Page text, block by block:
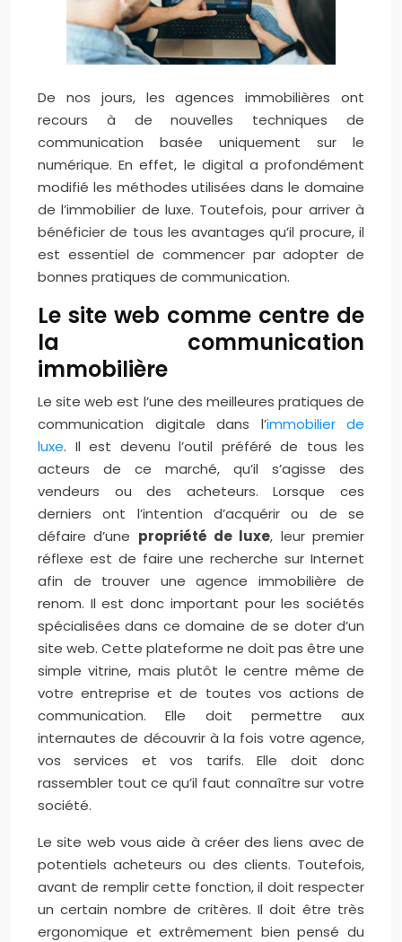
De nos jours, les agences immobilières ont
recours à de nouvelles techniques de
communication basée uniquement sur le
numérique. En effet, le digital a profondément
modifié les méthodes utilisées dans le domaine
de l’immobilier de luxe. Toutefois, pour arriver à
bénéficier de tous les avantages qu’il procure, il
est essentiel de commencer par adopter de
bonnes pratiques de communication.
Le site web comme centre de
la communication
immobilière
Le site web est l’une des meilleures pratiques de
communication digitale dans l’immobilier de
luxe. Il est devenu l’outil préféré de tous les
acteurs de ce marché, qu’il s’agisse des
vendeurs ou des acheteurs.Lorsque ces
derniers ont l’intention d’acquérir ou de se
défaire d’une propriété de luxe, leur premier
réflexe est de faire une recherche sur Internet
afin de trouver une agence immobilière de
renom. Il est donc important pour les sociétés
spécialisées dans ce domaine de se doter d’un
site web. Cette plateforme ne doit pas être une
simple vitrine, mais plutôt le centre même de
votre entreprise et de toutes vos actions de
communication. Elle doit permettre aux
internautes de découvrir à la fois votre agence,
vos services et vos tarifs. Elle doit donc
rassembler tout ce qu’il faut connaître sur votre
société.
Le site web vous aide à créer des liens avec de
potentiels acheteurs ou des clients. Toutefois,
avant de remplir cette fonction, il doit respecter
un certain nombre de critères. Il doit être très
ergonomique et extrêmement bien pensé du